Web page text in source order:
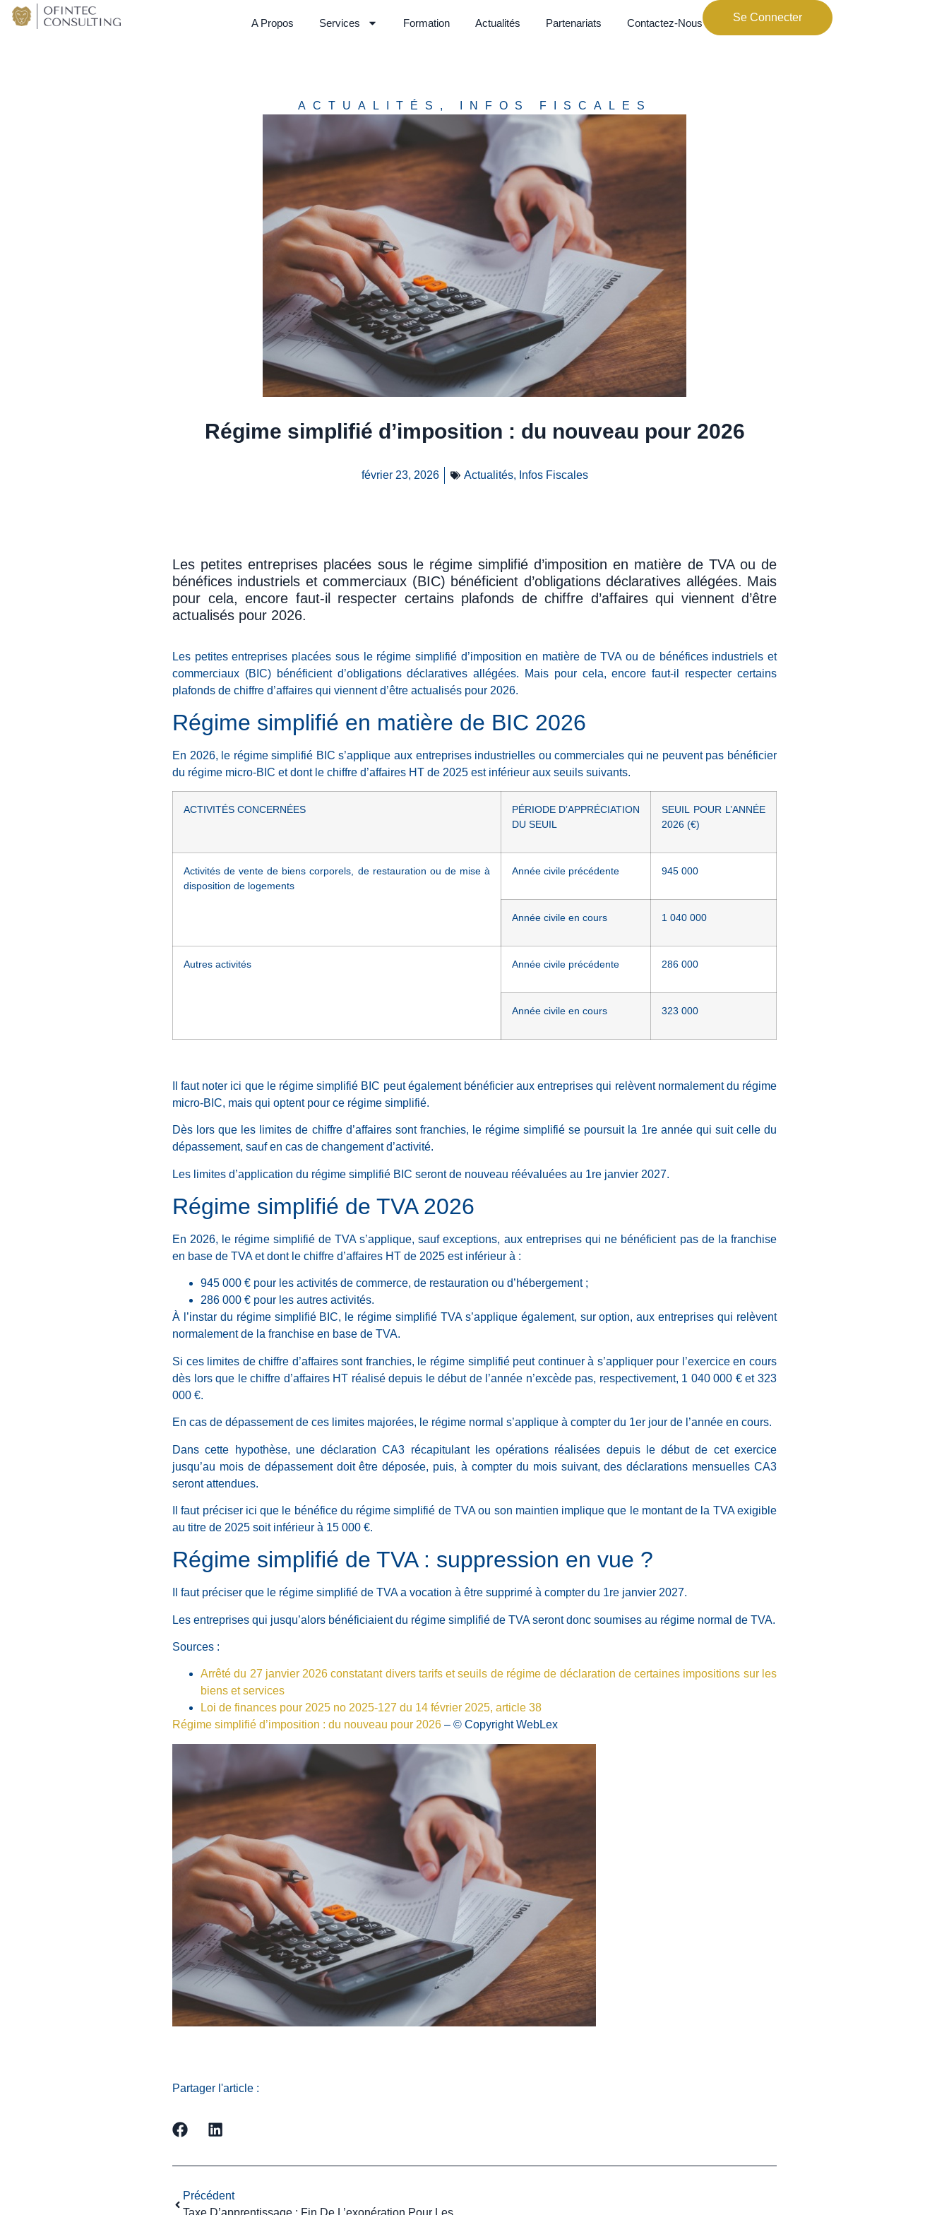
A Propos Services Formation Actualités Partenariats Contactez-Nous Se Connecter
ACTUALITÉS , INFOS FISCALES
Régime simplifié d’imposition : du nouveau pour 2026
février 23, 2026 Actualités, Infos Fiscales
Les petites entreprises placées sous le régime simplifié d’imposition en matière de TVA ou de
bénéfices industriels et commerciaux (BIC) bénéficient d’obligations déclaratives allégées. Mais
pour cela, encore faut-il respecter certains plafonds de chiffre d’affaires qui viennent d’être
actualisés pour 2026.
Les petites entreprises placées sous le régime simplifié d’imposition en matière de TVA ou de bénéfices industriels et
commerciaux (BIC) bénéficient d’obligations déclaratives allégées. Mais pour cela, encore faut-il respecter certains
plafonds de chiffre d’affaires qui viennent d’être actualisés pour 2026.
Régime simplifié en matière de BIC 2026
En 2026, le régime simplifié BIC s’applique aux entreprises industrielles ou commerciales qui ne peuvent pas bénéficier
du régime micro-BIC et dont le chiffre d’affaires HT de 2025 est inférieur aux seuils suivants.
ACTIVITÉS CONCERNÉES
PÉRIODE D’APPRÉCIATION
DU SEUIL
SEUIL POUR L’ANNÉE
2026 (€)
Activités de vente de biens corporels, de restauration ou de mise à
disposition de logements
Année civile précédente 945 000
Année civile en cours 1 040 000
Autres activités Année civile précédente 286 000
Année civile en cours 323 000
Il faut noter ici que le régime simplifié BIC peut également bénéficier aux entreprises qui relèvent normalement du régime
micro-BIC, mais qui optent pour ce régime simplifié.
Dès lors que les limites de chiffre d’affaires sont franchies, le régime simplifié se poursuit la 1re année qui suit celle du
dépassement, sauf en cas de changement d’activité.
Les limites d’application du régime simplifié BIC seront de nouveau réévaluées au 1re janvier 2027.
Régime simplifié de TVA 2026
En 2026, le régime simplifié de TVA s’applique, sauf exceptions, aux entreprises qui ne bénéficient pas de la franchise
en base de TVA et dont le chiffre d’affaires HT de 2025 est inférieur à :
945 000 € pour les activités de commerce, de restauration ou d’hébergement ;
286 000 € pour les autres activités.
À l’instar du régime simplifié BIC, le régime simplifié TVA s’applique également, sur option, aux entreprises qui relèvent
normalement de la franchise en base de TVA.
Si ces limites de chiffre d’affaires sont franchies, le régime simplifié peut continuer à s’appliquer pour l’exercice en cours
dès lors que le chiffre d’affaires HT réalisé depuis le début de l’année n’excède pas, respectivement, 1 040 000 € et 323
000 €.
En cas de dépassement de ces limites majorées, le régime normal s’applique à compter du 1er jour de l’année en cours.
Dans cette hypothèse, une déclaration CA3 récapitulant les opérations réalisées depuis le début de cet exercice
jusqu’au mois de dépassement doit être déposée, puis, à compter du mois suivant, des déclarations mensuelles CA3
seront attendues.
Il faut préciser ici que le bénéfice du régime simplifié de TVA ou son maintien implique que le montant de la TVA exigible
au titre de 2025 soit inférieur à 15 000 €.
Régime simplifié de TVA : suppression en vue ?
Il faut préciser que le régime simplifié de TVA a vocation à être supprimé à compter du 1re janvier 2027.
Les entreprises qui jusqu’alors bénéficiaient du régime simplifié de TVA seront donc soumises au régime normal de TVA.
Sources :
Arrêté du 27 janvier 2026 constatant divers tarifs et seuils de régime de déclaration de certaines impositions sur les
biens et services
Loi de finances pour 2025 no 2025-127 du 14 février 2025, article 38
Régime simplifié d’imposition : du nouveau pour 2026 – © Copyright WebLex
Partager l'article :
Précédent